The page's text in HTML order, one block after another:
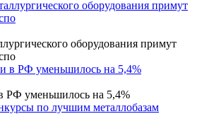
оборудования примут
РФ уменьшилось на 5,4%